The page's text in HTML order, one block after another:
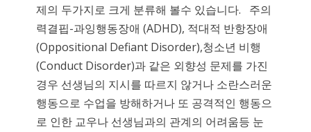
제의 두가지로 크게 분류해 볼수 있습니다. 주의
력결핍-과잉행동장애 (ADHD), 적대적 반항장애
(Oppositional Defiant Disorder),청소년 비행
(Conduct Disorder)과 같은 외향성 문제를 가진
경우 선생님의 지시를 따르지 않거나 소란스러운
행동으로 수업을 방해하거나 또 공격적인 행동으
로 인한 교우나 선생님과의 관계의 어려움등 눈